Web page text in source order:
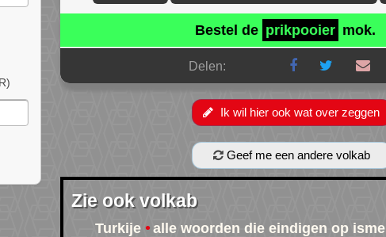
Bestel de prikpooier mok.
Delen:
Ik wil hier ook wat over zeggen
Geef me een andere volkab
Zie ook volkab
Turkije alle woorden die eindigen op isme